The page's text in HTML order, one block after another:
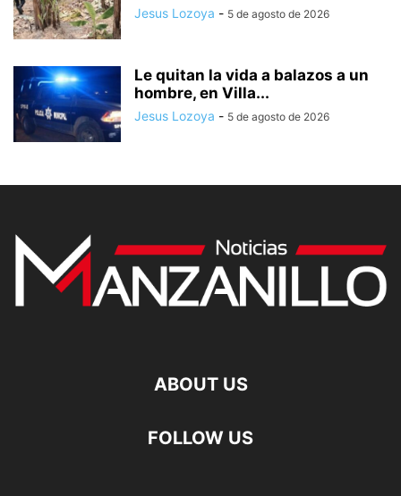
Jesus Lozoya - 5 de agosto de 2026
Le quitan la vida a balazos a un
hombre, en Villa...
Jesus Lozoya - 5 de agosto de 2026
ABOUT US
FOLLOW US